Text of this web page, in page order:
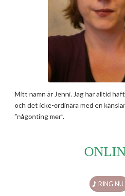
Mitt namn är Jenni. Jag har alltid
och det icke-ordinära med en
”någonting mer”.
RING NU